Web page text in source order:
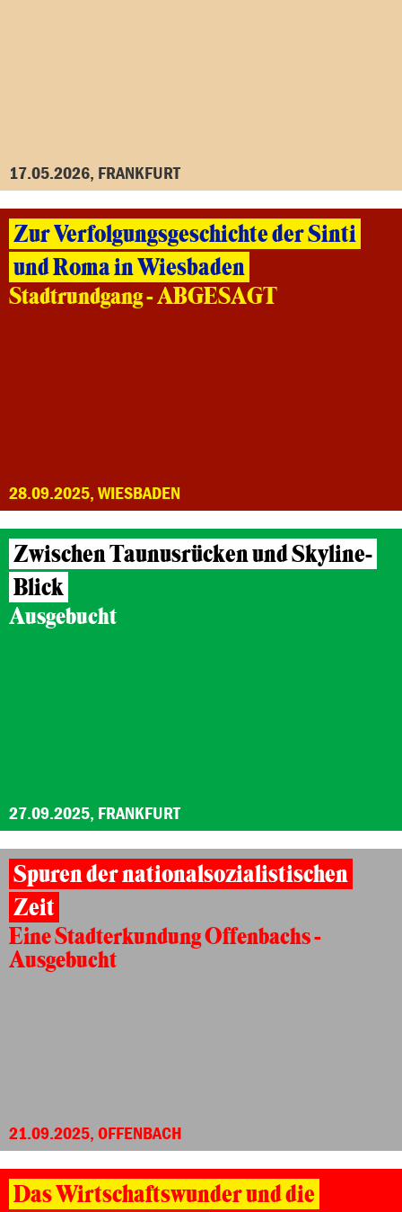
17.05.2026, FRANKFURT
Zur Verfolgungsgeschichte der Sinti
und Roma in Wiesbaden
Stadtrundgang - ABGESAGT
28.09.2025, WIESBADEN
Zwischen Taunusrücken und Skyline-
Blick
Ausgebucht
27.09.2025, FRANKFURT
Spuren der nationalsozialistischen
Zeit
Eine Stadterkundung Offenbachs -
Ausgebucht
21.09.2025, OFFENBACH
Das Wirtschaftswunder und die